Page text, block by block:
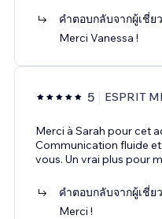
คำตอบกลับจากผู้เชี่ย
Merci Vanessa !
5 ESPRIT
Merci à Sarah pour cet
Communication fluide
vous. Un vrai plus pour
คำตอบกลับจากผู้เชี่ย
Merci !